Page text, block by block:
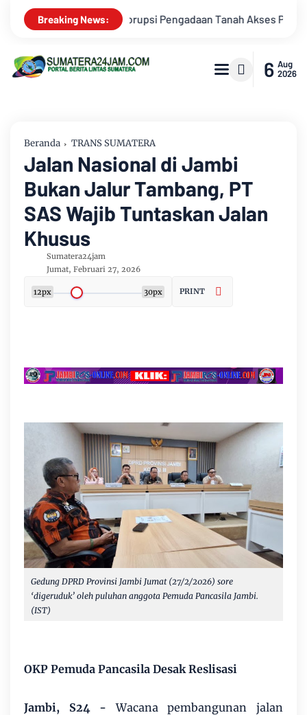
Breaking News:
Tanah Akses Pelabuhan Ujung Jabung Ke Penuntut
6 Aug
2026
Beranda TRANS SUMATERA
Jalan Nasional di Jambi
Bukan Jalur Tambang, PT
SAS Wajib Tuntaskan Jalan
Khusus
Sumatera24jam
Jumat, Februari 27, 2026
12px 30px PRINT
Gedung DPRD Provinsi Jambi Jumat (27/2/2026) sore
‘digeruduk’ oleh puluhan anggota Pemuda Pancasila Jambi.
(IST)
OKP Pemuda Pancasila Desak Reslisasi
Jambi, S24 -Wacana pembangunan jalan